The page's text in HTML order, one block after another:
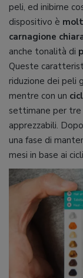
peli, ed inibirne
dispositivo è
carnagione
anche tonalità di
Queste
riduzione dei peli
mentre con un
settimane per tre
apprezzabili.
una fase di
mesi in base ai